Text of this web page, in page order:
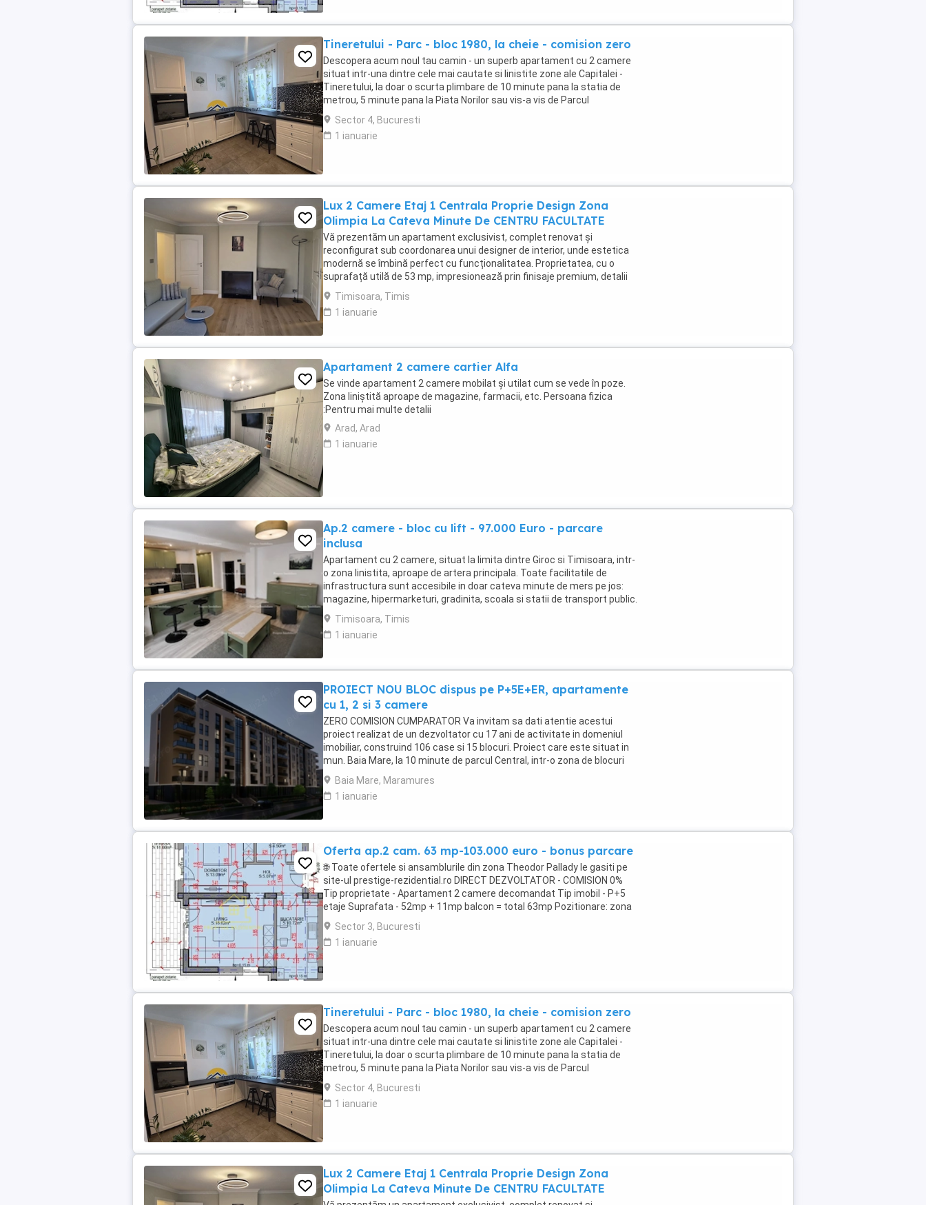
Tineretului - Parc - bloc 1980, la cheie - comision zero
Descopera acum noul tau camin - un superb apartament cu 2 camere
situat intr-una dintre cele mai cautate si linistite zone ale Capitalei -
Tineretului, la doar o scurta plimbare de 10 minute pana la statia de
metrou, 5 minute pana la Piata Norilor sau vis-a vis de Parcul
Tineretului . Acces rapid ...
Sector 4, Bucuresti
1 ianuarie
Lux 2 Camere Etaj 1 Centrala Proprie Design Zona
Olimpia La Cateva Minute De CENTRU FACULTATE
Vă prezentăm un apartament exclusivist, complet renovat și
reconfigurat sub coordonarea unui designer de interior, unde estetica
modernă se îmbină perfect cu funcționalitatea. Proprietatea, cu o
suprafață utilă de 53 mp, impresionează prin finisaje premium, detalii
decorative elegante și dotări de ultimă ...
Timisoara, Timis
1 ianuarie
Apartament 2 camere cartier Alfa
Se vinde apartament 2 camere mobilat și utilat cum se vede în poze.
Zona liniștită aproape de magazine, farmacii, etc. Persoana fizica
:Pentru mai multe detalii
Arad, Arad
1 ianuarie
Ap.2 camere - bloc cu lift - 97.000 Euro - parcare
inclusa
Apartament cu 2 camere, situat la limita dintre Giroc si Timisoara, intr-
o zona linistita, aproape de artera principala. Toate facilitatile de
infrastructura sunt accesibile in doar cateva minute de mers pe jos:
magazine, hipermarketuri, gradinita, scoala si statii de transport public.
Compartimentare: Living ...
Timisoara, Timis
1 ianuarie
PROIECT NOU BLOC dispus pe P+5E+ER, apartamente
cu 1, 2 si 3 camere
ZERO COMISION CUMPARATOR Va invitam sa dati atentie acestui
proiect realizat de un dezvoltator cu 17 ani de activitate in domeniul
imobiliar, construind 106 case si 15 blocuri. Proiect care este situat in
mun. Baia Mare, la 10 minute de parcul Central, intr-o zona de blocuri
noi si care oferă acces ...
Baia Mare, Maramures
1 ianuarie
Oferta ap.2 cam. 63 mp-103.000 euro - bonus parcare
🌐 Toate ofertele si ansamblurile din zona Theodor Pallady le gasiti pe
site-ul prestige-rezidential.ro DIRECT DEZVOLTATOR - COMISION 0%
Tip proprietate - Apartament 2 camere decomandat Tip imobil - P+5
etaje Suprafata - 52mp + 11mp balcon = total 63mp Pozitionare: zona
Titan-Pallady Facilitati in ...
Sector 3, Bucuresti
1 ianuarie
Tineretului - Parc - bloc 1980, la cheie - comision zero
Descopera acum noul tau camin - un superb apartament cu 2 camere
situat intr-una dintre cele mai cautate si linistite zone ale Capitalei -
Tineretului, la doar o scurta plimbare de 10 minute pana la statia de
metrou, 5 minute pana la Piata Norilor sau vis-a vis de Parcul
Tineretului . Acces rapid ...
Sector 4, Bucuresti
1 ianuarie
Lux 2 Camere Etaj 1 Centrala Proprie Design Zona
Olimpia La Cateva Minute De CENTRU FACULTATE